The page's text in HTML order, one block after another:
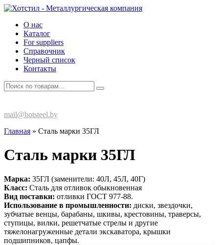
О нас
Каталог
For suppliers
Справочник
Черный список
Контакты
mail@hotsteel.by
Главная » Сталь марки 35ГЛ
Сталь марки 35ГЛ
Марка: 35ГЛ (заменители: 40Л, 45Л, 40Г)
Класс: Сталь для отливок обыкновенная
Вид поставки: отливки ГОСТ 977-88.
Использование в промышленности: диски, звездочки,
зубчатые венцы, барабаны, шкивы, крестовины, траверсы,
ступицы, вилки, решетчатые стрелы и другие
тяжелонагруженные детали экскаватора, крышки
подшипников, цапфы.